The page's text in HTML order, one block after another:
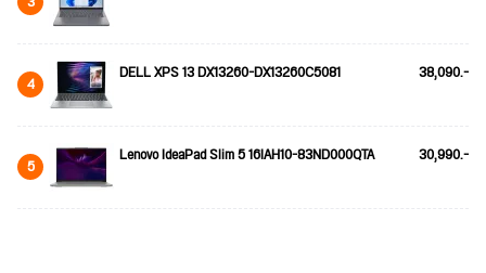
4 DELL XPS 13 DX13260-DX13260C5081 38,090.-
5 Lenovo IdeaPad Slim 5 16IAH10-83ND000QTA 30,990.-